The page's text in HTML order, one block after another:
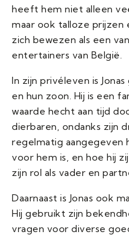
heeft hem niet alleen
maar ook talloze prijzen
zich bewezen als een
entertainers van België.
In zijn privéleven is
en hun zoon. Hij is een
waarde hecht aan tijd
dierbaren, ondanks zijn
regelmatig aangegeven
voor hem is, en hoe hij
zijn rol als vader en
Daarnaast is Jonas ook
Hij gebruikt zijn
vragen voor diverse